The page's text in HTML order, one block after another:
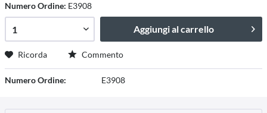
Numero Ordine: E3908
Aggiungi al carrello
Ricorda Commento
Numero Ordine: E3908